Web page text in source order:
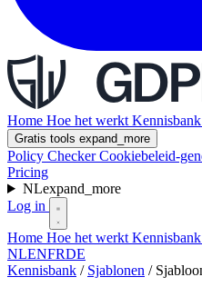
Home Hoe het werkt Kennisbank
Gratis tools expand_more
Policy CheckerCookiebeleid-
Pricing
NLexpand_more
Log in
Home Hoe het werkt Kennisbank
NLENFRDE
Kennisbank / Sjablonen /